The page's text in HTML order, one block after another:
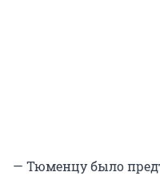
— Тюменцу было